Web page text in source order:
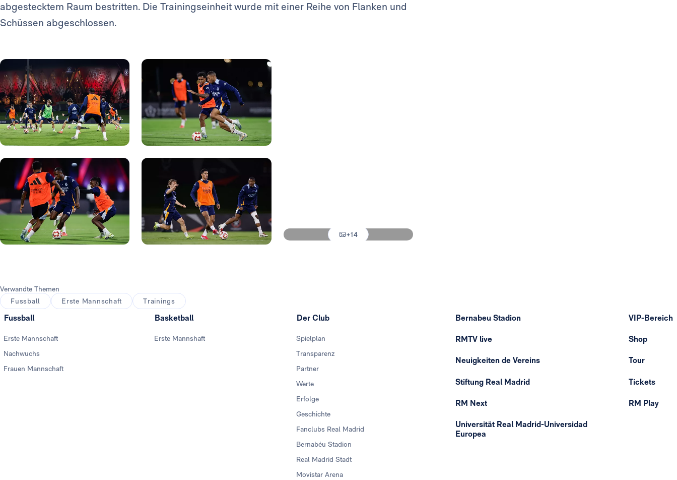
abgestecktem Raum bestritten. Die Trainingseinheit wurde mit einer Reihe von Flanken und
Schüssen abgeschlossen.
+14
Verwandte Themen
Fussball
Erste Mannschaft Trainings
Fussball
Erste Mannschaft
Nachwuchs
Frauen Mannschaft
Basketball
Erste Mannshaft
Der Club
Spielplan
Transparenz
Partner
Werte
Erfolge
Geschichte
Fanclubs Real Madrid
Bernabéu Stadion
Real Madrid Stadt
Movistar Arena
Bernabeu Stadion
RMTV live
Neuigkeiten de Vereins
Stiftung Real Madrid
RM Next
Universität Real Madrid-Universidad
Europea
VIP-Bereich
Shop
Tour
Tickets
RM Play